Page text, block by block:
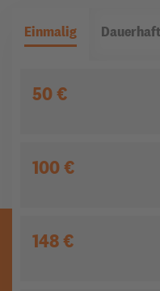
Einmalig Dauerhaft
50 €
100 €
148 €